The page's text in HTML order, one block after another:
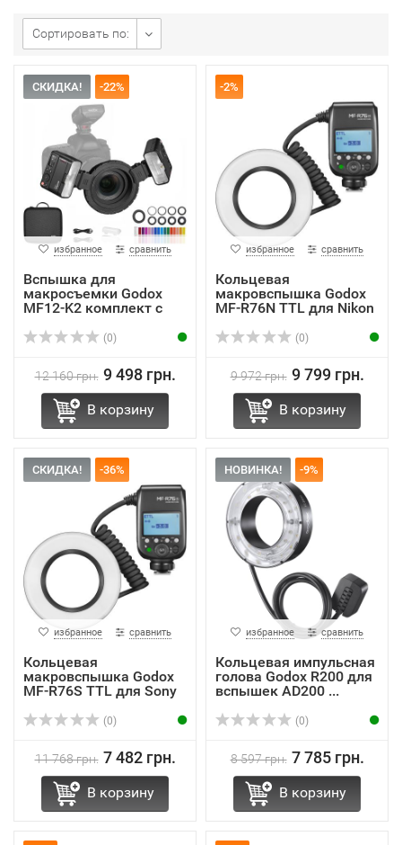
Сортировать по:
СКИДКА! -22%
избранное сравнить
Вспышка для
макросъемки Godox
MF12-K2 комплект с
(0)
12 160 грн. 9 498 грн.
В корзину
-2%
избранное сравнить
Кольцевая
макровспышка Godox
MF-R76N TTL для Nikon
(0)
9 972 грн. 9 799 грн.
В корзину
СКИДКА! -36%
избранное сравнить
Кольцевая
макровспышка Godox
MF-R76S TTL для Sony
(0)
11 768 грн. 7 482 грн.
В корзину
НОВИНКА! -9%
избранное сравнить
Кольцевая импульсная
голова Godox R200 для
вспышек AD200 ...
(0)
8 597 грн. 7 785 грн.
В корзину